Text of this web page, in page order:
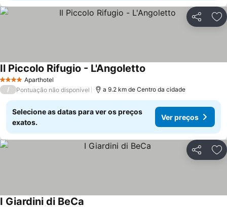
Partilhar
4 EstrelasAparthotel
Il Piccolo Rifugio - L'Angoletto
/ Pontuação não disponível a 9.2 km de Centro da cidade
Selecione as datas para ver os preços
exatos.
Ver preços
Partilhar
I Giardini di BeCa